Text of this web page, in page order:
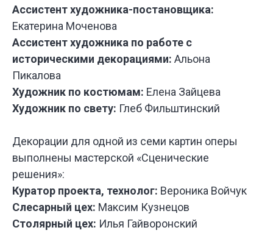
ДЛЯ
Ассистент художника-постановщика:
Екатерина Моченова
Ассистент художника по работе с
историческими декорациями: Альона
Пикалова
Художник по костюмам: Елена Зайцева
Художник по свету: Глеб Фильштинский
Декорации для одной из семи картин оперы
выполнены мастерской «Сценические
решения»:
Куратор проекта, технолог: Вероника Войчук
Слесарный цех: Максим Кузнецов
Столярный цех: Илья Гайворонский